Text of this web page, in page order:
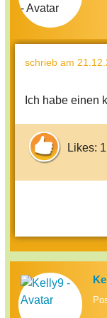
schrieb am
Ich habe einen
Likes: 1